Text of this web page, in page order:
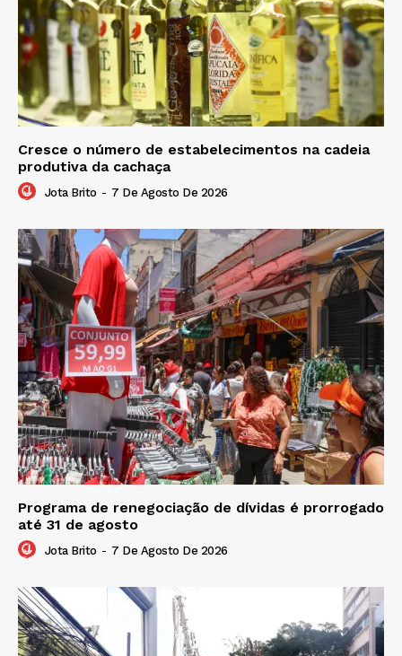
Cresce o número de estabelecimentos na cadeia
produtiva da cachaça
Jota Brito - 7 De Agosto De 2026
Programa de renegociação de dívidas é prorrogado
até 31 de agosto
Jota Brito - 7 De Agosto De 2026